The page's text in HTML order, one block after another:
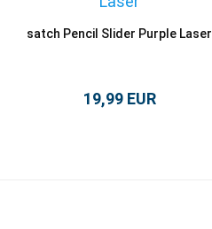
satch Pencil Slider Purple Laser
19,99 EUR